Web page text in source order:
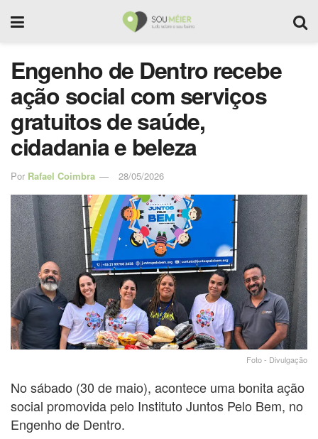
Engenho de Dentro recebe
ação social com serviços
gratuitos de saúde,
cidadania e beleza
Por Rafael Coimbra 28/05/2026
Foto - Divulgação
No sábado (30 de maio), acontece uma bonita ação
social promovida pelo Instituto Juntos Pelo Bem, no
Engenho de Dentro.